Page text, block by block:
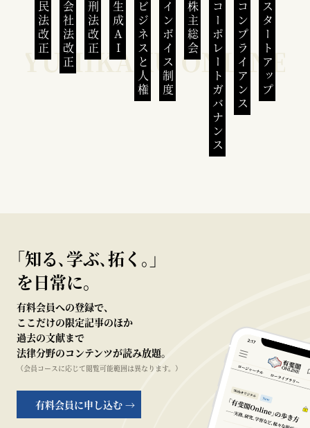
民法改正 会社法改正 刑法改正 生成AI ビジネスと人権インボイス制度 株主総会 コーポレートガバナンスコンプライアンススタートアップ
｢知る､学ぶ､拓く｡｣
を日常に。
有料会員への登録で、
ここだけの限定記事のほか
過去の文献まで
法律分野のコンテンツが読み放題。
（会員コースに応じて閲覧可能範囲は異なります。）
有料会員に申し込む →